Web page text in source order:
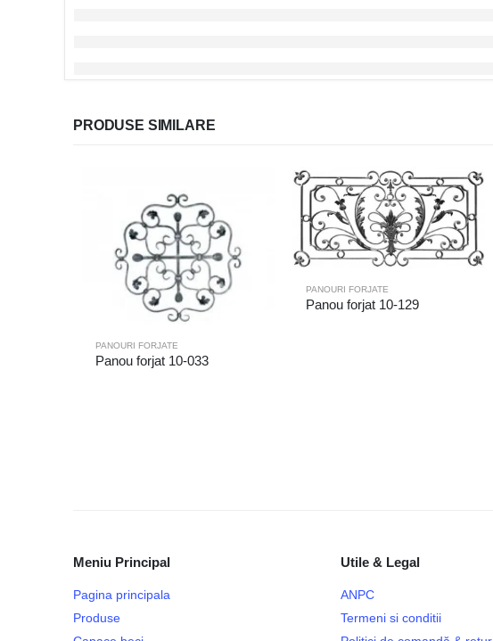
PRODUSE SIMILARE
PANOURI FORJATE
Panou forjat 10-033
PANOURI FORJATE
Panou forjat 10-129
Meniu Principal
Pagina principala
Produse
Utile & Legal
ANPC
Termeni si conditii